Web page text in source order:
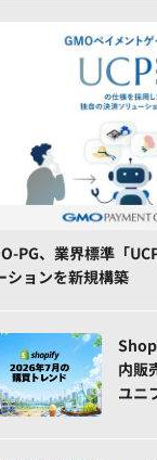
PG、業界標準「
ションを新規構築
内販
ユニ